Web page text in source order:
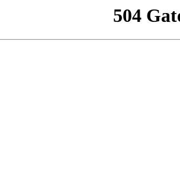
504